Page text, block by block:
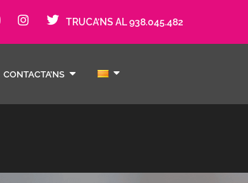
TRUCA’NS AL 938.045.482
CONTACTA’NS